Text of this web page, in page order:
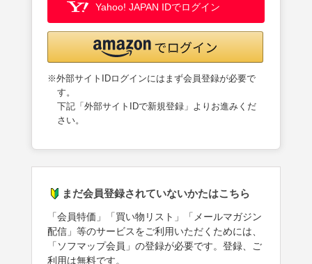
Yahoo! JAPAN IDでログイン
※外部サイトIDログインにはまず会員登録が必要で
す。
下記「外部サイトIDで新規登録」よりお進みくだ
さい。
まだ会員登録されていないかたはこちら
「会員特価」「買い物リスト」「メールマガジン
配信」等のサービスをご利用いただくためには、
「ソフマップ会員」の登録が必要です。登録、ご
利用は無料です。